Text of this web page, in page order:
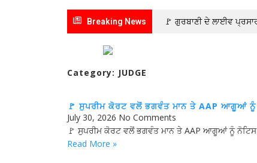
Breaking News 🚩 ਗੁਰਬਾਣੀ ਦੇ ਲਾਈਵ
🚩 BJP ਦੇ
Category: JUDGE
🚩 ਸੁਪਰੀਮ ਕੋਰਟ ਵਲੋਂ ਭਗਵੰਤ ਮਾਨ ਤੇ AAP ਆਗੂਆਂ ਨੂੰ
July 30, 2026 No Comments
🚩 ਸੁਪਰੀਮ ਕੋਰਟ ਵਲੋਂ ਭਗਵੰਤ ਮਾਨ ਤੇ AAP ਆਗੂਆਂ ਨੂੰ ਨੋਟਿਸ
Read More »